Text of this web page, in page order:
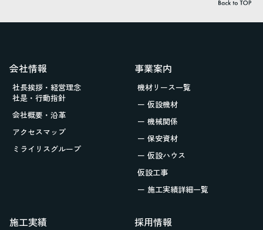
会社情報
社長挨拶・経営理念
社是・行動指針
会社概要・沿革
アクセスマップ
ミライリスグループ
事業案内
機材リース一覧
ー 仮設機材
ー 機械関係
ー 保安資材
ー 仮設ハウス
仮設工事
ー 施工実績詳細一覧
施工実績 採用情報